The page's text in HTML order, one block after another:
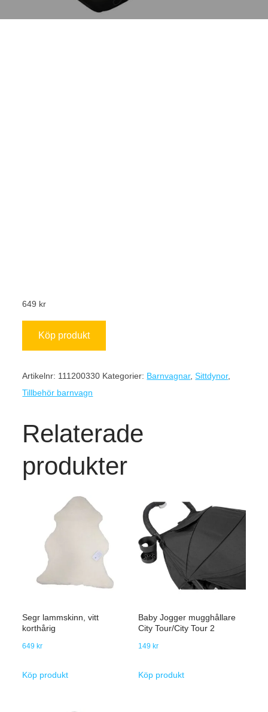
649 kr
Köp produkt
Artikelnr: 111200330 Kategorier: Barnvagnar,Sittdynor,
Tillbehör barnvagn
Relaterade
produkter
Segr lammskinn, vitt
korthårig
649 kr
Köp produkt
Baby Jogger mugghållare
City Tour/City Tour 2
149 kr
Köp produkt